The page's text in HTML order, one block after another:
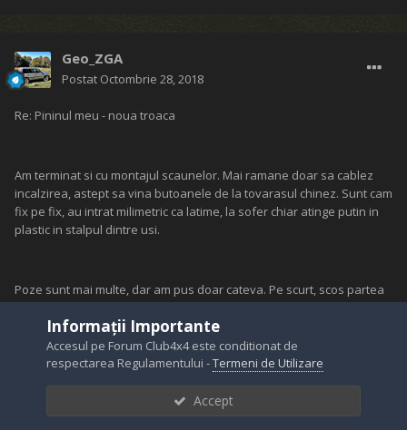
Geo_ZGA
Postat Octombrie 28, 2018
Re: Pininul meu - noua troaca
Am terminat si cu montajul scaunelor. Mai ramane doar sa cablez
incalzirea, astept sa vina butoanele de la tovarasul chinez. Sunt cam
fix pe fix, au intrat milimetric ca latime, la sofer chiar atinge putin in
plastic in stalpul dintre usi.
Poze sunt mai multe, dar am pus doar cateva. Pe scurt, scos partea
masuratori) pe talpa celor de Epica. La airbaguri am taiat mufele si
le-am mutat de pe una pe alta, rezistenta a fost la fel pe ambele
seturi de scaune (7 ohmi parca).
Informații Importante
Accesul pe Forum Club4x4 este conditionat de
respectarea Regulamentului -Termeni de Utilizare
Accept